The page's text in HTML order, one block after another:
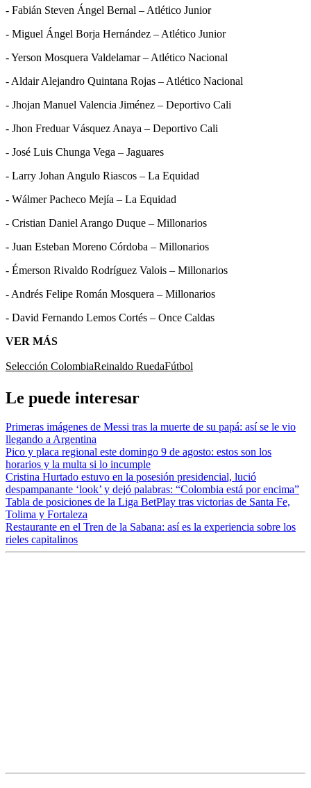
- Fabián Steven Ángel Bernal – Atlético Junior
- Miguel Ángel Borja Hernández – Atlético Junior
- Yerson Mosquera Valdelamar – Atlético Nacional
- Aldair Alejandro Quintana Rojas – Atlético Nacional
- Jhojan Manuel Valencia Jiménez – Deportivo Cali
- Jhon Freduar Vásquez Anaya – Deportivo Cali
- José Luis Chunga Vega – Jaguares
- Larry Johan Angulo Riascos – La Equidad
- Wálmer Pacheco Mejía – La Equidad
- Cristian Daniel Arango Duque – Millonarios
- Juan Esteban Moreno Córdoba – Millonarios
- Émerson Rivaldo Rodríguez Valois – Millonarios
- Andrés Felipe Román Mosquera – Millonarios
- David Fernando Lemos Cortés – Once Caldas
VER MÁS
Selección ColombiaReinaldo RuedaFútbol
Le puede interesar
Primeras imágenes de Messi tras la muerte de su papá: así se le vio
llegando a Argentina
Pico y placa regional este domingo 9 de agosto: estos son los
horarios y la multa si lo incumple
Cristina Hurtado estuvo en la posesión presidencial, lució
despampanante ‘look’ y dejó palabras: “Colombia está por encima”
Tabla de posiciones de la Liga BetPlay tras victorias de Santa Fe,
Tolima y Fortaleza
Restaurante en el Tren de la Sabana: así es la experiencia sobre los
rieles capitalinos